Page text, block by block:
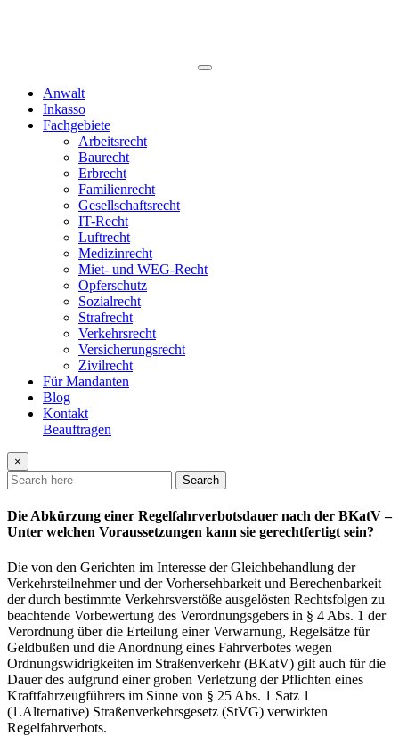
Anwalt
Inkasso
Fachgebiete
Arbeitsrecht
Baurecht
Erbrecht
Familienrecht
Gesellschaftsrecht
IT-Recht
Luftrecht
Medizinrecht
Miet- und WEG-Recht
Opferschutz
Sozialrecht
Strafrecht
Verkehrsrecht
Versicherungsrecht
Zivilrecht
Für Mandanten
Blog
Kontakt
Beauftragen
×
Search
Die Abkürzung einer Regelfahrverbotsdauer nach der BKatV –
Unter welchen Voraussetzungen kann sie gerechtfertigt sein?
Die von den Gerichten im Interesse der Gleichbehandlung der
Verkehrsteilnehmer und der Vorhersehbarkeit und Berechenbarkeit
der durch bestimmte Verkehrsverstöße ausgelösten Rechtsfolgen zu
beachtende Vorbewertung des Verordnungsgebers in § 4 Abs. 1 der
Verordnung über die Erteilung einer Verwarnung, Regelsätze für
Geldbußen und die Anordnung eines Fahrverbotes wegen
Ordnungswidrigkeiten im Straßenverkehr (BKatV) gilt auch für die
Dauer des aufgrund einer groben Verletzung der Pflichten eines
Kraftfahrzeugführers im Sinne von § 25 Abs. 1 Satz 1
(1.Alternative) Straßenverkehrsgesetz (StVG) verwirkten
Regelfahrverbots.